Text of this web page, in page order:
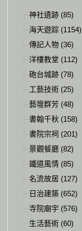
神社遺跡 (85)
海天遊踪 (1154)
傳記人物 (36)
洋樓教堂 (112)
砲台城跡 (78)
工藝技術 (25)
藝壇群芳 (48)
書翰千秋 (158)
書院宗祠 (201)
景觀餐廳 (82)
鐵道風情 (85)
名流故居 (127)
日治建築 (652)
寺院廟宇 (576)
生活藝術 (60)